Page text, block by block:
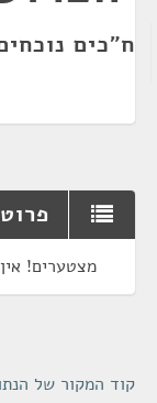
ח"כים
מצטערים!
קוד המקור של